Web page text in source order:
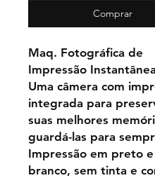
Comprar
Maq. Fotográfica de
Impressão
Uma câmera com
integrada para
suas melhores
guardá-las para
Impressão em preto e
branco, sem tinta e